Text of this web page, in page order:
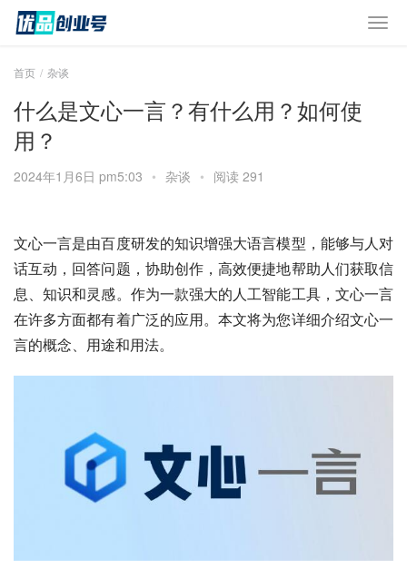
首页 杂谈
什么是文心一言？有什么用？如何使
用？
2024年1月6日 pm5:03 • 杂谈 • 阅读 291
文心一言是由百度研发的知识增强大语言模型，能够与人对
话互动，回答问题，协助创作，高效便捷地帮助人们获取信
息、知识和灵感。作为一款强大的人工智能工具，文心一言
在许多方面都有着广泛的应用。本文将为您详细介绍文心一
言的概念、用途和用法。